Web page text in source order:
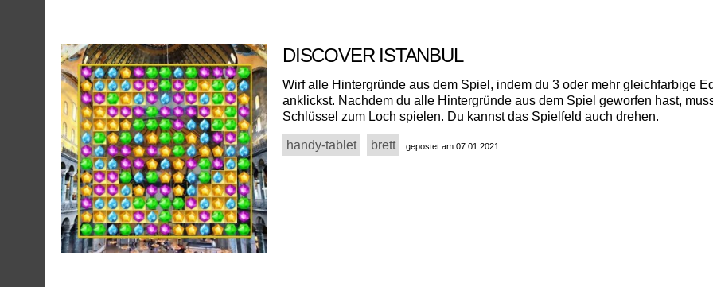
DISCOVER ISTANBUL
Wirf alle Hintergründe aus dem Spiel, indem du 3 oder mehr gleichfarbige
anklickst. Nachdem du alle Hintergründe aus dem Spiel geworfen hast,
Schlüssel zum Loch spielen. Du kannst das Spielfeld auch drehen.
handy-tablet brett gepostet am 07.01.2021